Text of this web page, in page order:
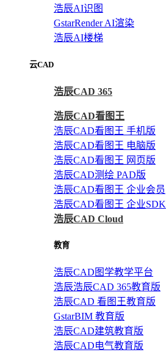
浩辰AI识图
GstarRender AI渲染
浩辰AI楼梯
云CAD
浩辰CAD 365
浩辰CAD看图王
浩辰CAD看图王 手机版
浩辰CAD看图王 电脑版
浩辰CAD看图王 网页版
浩辰CAD测绘 PAD版
浩辰CAD看图王 企业会员
浩辰CAD看图王 企业SDK
浩辰CAD Cloud
教育
浩辰CAD图学教学平台
浩辰浩辰CAD 365教育版
浩辰CAD 看图王教育版
GstarBIM 教育版
浩辰CAD建筑教育版
浩辰CAD电气教育版